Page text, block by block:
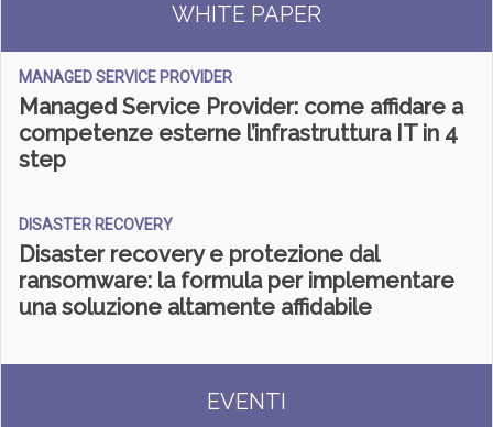
WHITE PAPER
MANAGED SERVICE PROVIDER
Managed Service Provider: come affidare a
competenze esterne l’infrastruttura IT in 4
step
DISASTER RECOVERY
Disaster recovery e protezione dal
ransomware: la formula per implementare
una soluzione altamente affidabile
EVENTI